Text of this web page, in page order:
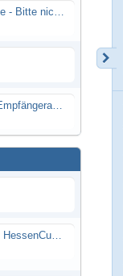
Spammail von Info@rcweb.de - Bitte nicht auf den Link klicken
X-Ray RX8 mir Motor Reso Empfängerakku
[13.06.-15.06.2025] 5ter Lauf HessenCup OR8 / OR8E 2025 beim MSC Ober-Mörlen e.V.